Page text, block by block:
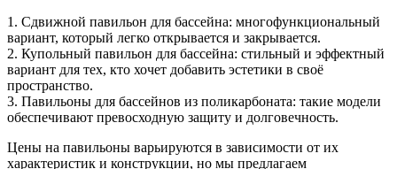
1. Сдвижной павильон для бассейна: многофункциональный
вариант, который легко открывается и закрывается.
2. Купольный павильон для бассейна: стильный и эффектный
вариант для тех, кто хочет добавить эстетики в своё
пространство.
3. Павильоны для бассейнов из поликарбоната: такие модели
обеспечивают превосходную защиту и долговечность.
Цены на павильоны варьируются в зависимости от их
характеристик и конструкции, но мы предлагаем